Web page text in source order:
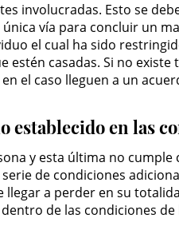
involucradas. Esto se
vía para concluir un
el cual ha sido
casadas. Si no
el caso lleguen a un
establecido en las
y esta última no cumple
de condiciones
a perder en su
de las condiciones de